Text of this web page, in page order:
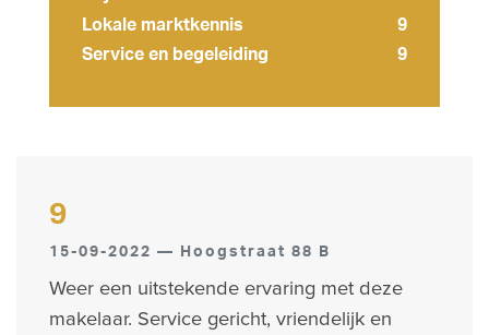
Lokale marktkennis
9
Service en begeleiding
9
9
15-09-2022 — Hoogstraat 88 B
Weer een uitstekende ervaring met deze
makelaar. Service gericht, vriendelijk en